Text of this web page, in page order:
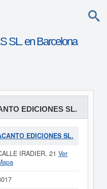
SL. en Barcelona
EDICIONES SL.
EDICIONES SL.
IRADIER, 21 Ver